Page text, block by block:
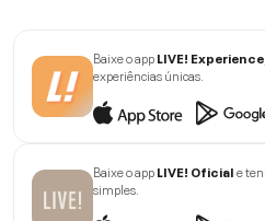
Baixe o appLIVE! Experience
experiências únicas.
Baixe o appLIVE! Oficiale
simples.